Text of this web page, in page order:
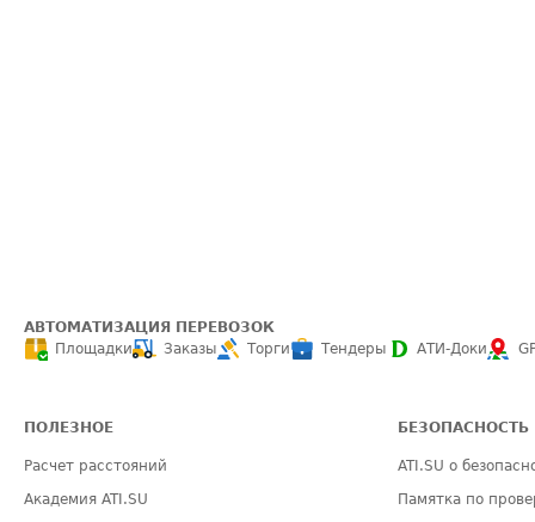
АВТОМАТИЗАЦИЯ ПЕРЕВОЗОК
Площадки
Заказы Торги Тендеры АТИ-Доки
ПОЛЕЗНОЕ
Расчет расстояний
Академия ATI.SU
БЕЗОПАСНОСТЬ
ATI.SU о
Памятка по